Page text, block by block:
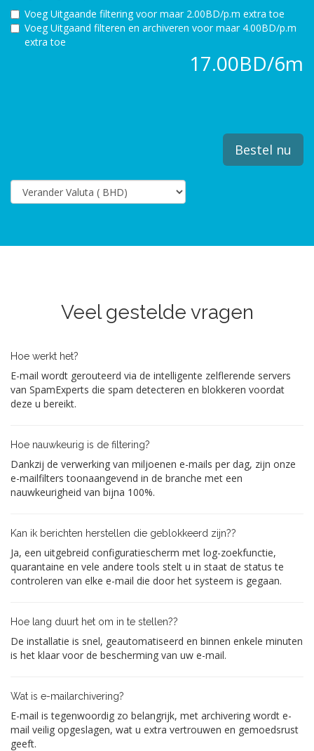
Voeg Uitgaande filtering voormaar 2.00BD/p.m extra toe
Voeg Uitgaand filteren en archiveren voormaar 4.00BD/p.m
extra toe
17.00BD/6m
Bestel nu
Veel gestelde vragen
Hoe werkt het?
E-mail wordt gerouteerd via de intelligente zelflerende servers
van SpamExperts die spam detecteren en blokkeren voordat
deze u bereikt.
Hoe nauwkeurig is de filtering?
Dankzij de verwerking van miljoenen e-mails per dag, zijn onze
e-mailfilters toonaangevend in de branche met een
nauwkeurigheid van bijna 100%.
Kan ik berichten herstellen die geblokkeerd zijn??
Ja, een uitgebreid configuratiescherm met log-zoekfunctie,
quarantaine en vele andere tools stelt u in staat de status te
controleren van elke e-mail die door het systeem is gegaan.
Hoe lang duurt het om in te stellen??
De installatie is snel, geautomatiseerd en binnen enkele minuten
is het klaar voor de bescherming van uw e-mail.
Wat is e-mailarchivering?
E-mail is tegenwoordig zo belangrijk, met archivering wordt e-
mail veilig opgeslagen, wat u extra vertrouwen en gemoedsrust
geeft.